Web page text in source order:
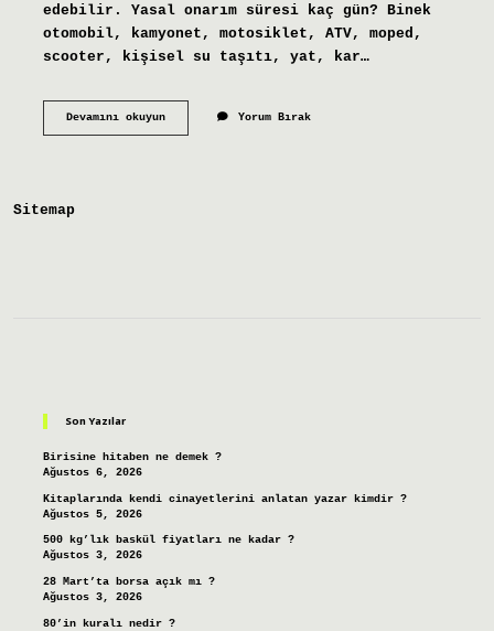
edebilir. Yasal onarım süresi kaç gün? Binek
otomobil, kamyonet, motosiklet, ATV, moped,
scooter, kişisel su taşıtı, yat, kar…
Devamını okuyunKaç
Yorum Bırak
Sitemap
Son Yazılar
Birisine hitaben ne demek ?
Ağustos 6, 2026
Kitaplarında kendi cinayetlerini anlatan yazar kimdir ?
Ağustos 5, 2026
500 kg’lık baskül fiyatları ne kadar ?
Ağustos 3, 2026
28 Mart’ta borsa açık mı ?
Ağustos 3, 2026
80’in kuralı nedir ?